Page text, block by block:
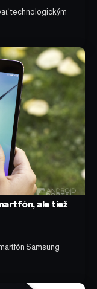
technologickým
ale tiež
Samsung